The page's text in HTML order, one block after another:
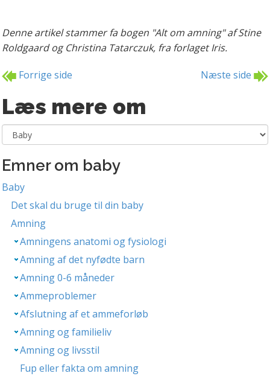
Denne artikel stammer fa bogen "Alt om amning" af Stine
Roldgaard og Christina Tatarczuk, fra forlaget Iris.
Forrige side Næste side
Læs mere om
Emner om baby
Baby
Det skal du bruge til din baby
Amning
Amningens anatomi og fysiologi
Amning af det nyfødte barn
Amning 0-6 måneder
Ammeproblemer
Afslutning af et ammeforløb
Amning og familieliv
Amning og livsstil
Fup eller fakta om amning